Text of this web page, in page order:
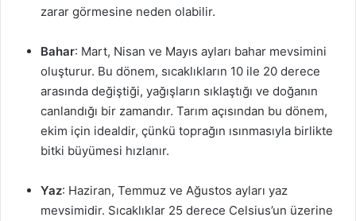
zarar görmesine neden olabilir.
Bahar: Mart, Nisan ve Mayıs ayları bahar mevsimini
oluşturur. Bu dönem, sıcaklıkların 10 ile 20 derece
arasında değiştiği, yağışların sıklaştığı ve doğanın
canlandığı bir zamandır. Tarım açısından bu dönem,
ekim için idealdir, çünkü toprağın ısınmasıyla birlikte
bitki büyümesi hızlanır.
Yaz: Haziran, Temmuz ve Ağustos ayları yaz
mevsimidir. Sıcaklıklar 25 derece Celsius’un üzerine